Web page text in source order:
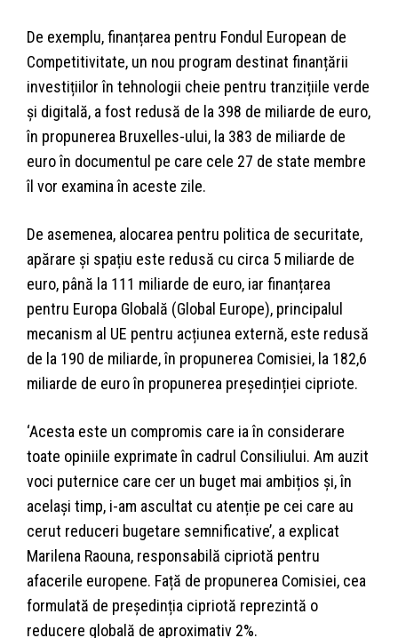
De exemplu, finanțarea pentru Fondul European de
Competitivitate, un nou program destinat finanțării
investițiilor în tehnologii cheie pentru tranzițiile verde
și digitală, a fost redusă de la 398 de miliarde de euro,
în propunerea Bruxelles-ului, la 383 de miliarde de
euro în documentul pe care cele 27 de state membre
îl vor examina în aceste zile.
De asemenea, alocarea pentru politica de securitate,
apărare și spațiu este redusă cu circa 5 miliarde de
euro, până la 111 miliarde de euro, iar finanțarea
pentru Europa Globală (Global Europe), principalul
mecanism al UE pentru acțiunea externă, este redusă
de la 190 de miliarde, în propunerea Comisiei, la 182,6
miliarde de euro în propunerea președinției cipriote.
‘Acesta este un compromis care ia în considerare
toate opiniile exprimate în cadrul Consiliului. Am auzit
voci puternice care cer un buget mai ambițios și, în
același timp, i-am ascultat cu atenție pe cei care au
cerut reduceri bugetare semnificative’, a explicat
Marilena Raouna, responsabilă cipriotă pentru
afacerile europene. Față de propunerea Comisiei, cea
formulată de președinția cipriotă reprezintă o
reducere globală de aproximativ 2%.